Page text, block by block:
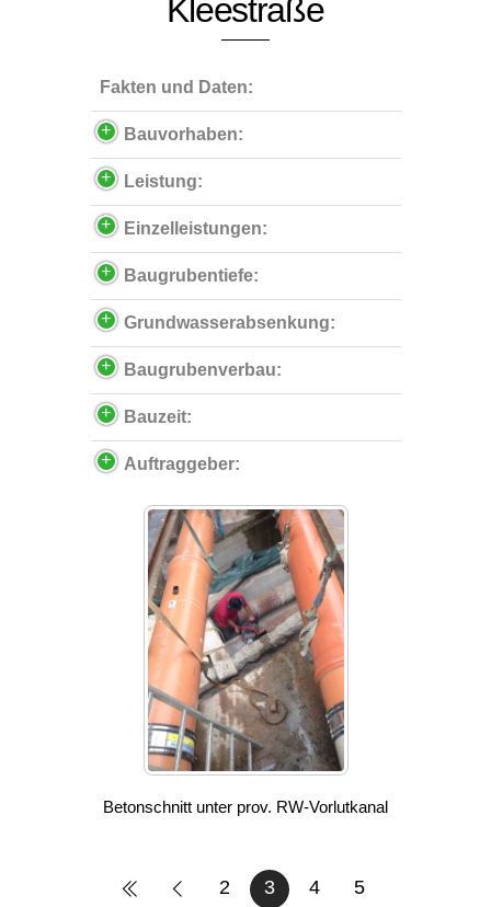
Kleestraße
Fakten und Daten:
Bauvorhaben:
Leistung:
Einzelleistungen:
Baugrubentiefe:
Grundwasserabsenkung:
Baugrubenverbau:
Bauzeit:
Auftraggeber:
Betonschnitt unter prov. RW-Vorlutkanal
2 3 4 5